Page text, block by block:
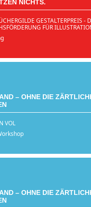
NICHTS.
GESTALTERPREIS -
FÜR
– OHNE DIE
VOL
– OHNE DIE